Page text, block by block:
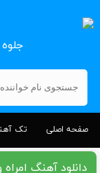
صفحه اصلی تک
دانلود آهنگ امراه